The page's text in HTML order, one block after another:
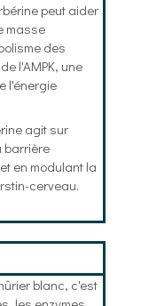
peut aider
masse
des
l'AMPK, une
l'énergie
agit sur
barrière
en modulant la
cerveau.
blanc, c'est